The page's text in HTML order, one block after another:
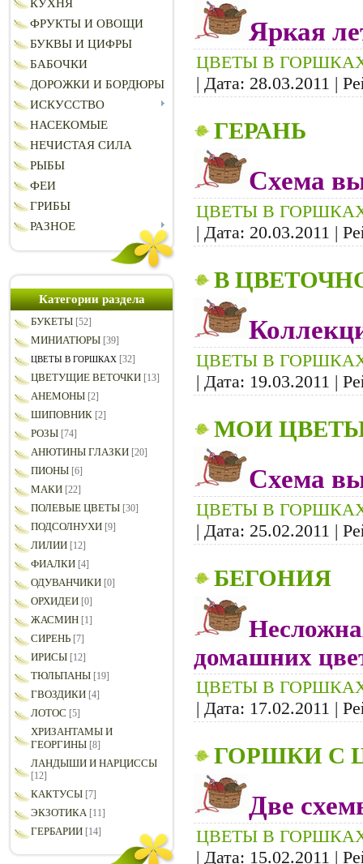
КУХНЯ
ФРУКТЫ И ОВОЩИ
БУКВЫ И ЦИФРЫ
БАБОЧКИ
ДОРОЖКИ И БОРДЮРЫ
ИСКУССТВО
НАСЕКОМЫЕ
НЕЧИСТАЯ СИЛА
РЫБЫ
ФЕИ
ГРИБЫ
РАЗНОЕ
Категории раздела
БУКЕТЫ [52]
МИНИАТЮРЫ [39]
ЦВЕТЫ В ГОРШКАХ [32]
ЦВЕТУЩИЕ ВЕТОЧКИ [13]
АНЕМОНЫ [2]
ШИПОВНИК [2]
РОЗЫ [74]
АНЮТИНЫ ГЛАЗКИ [20]
ПИОНЫ [6]
МАКИ [22]
ПОЛЕВЫЕ ЦВЕТЫ [30]
ПОДСОЛНУХИ [9]
ЛИЛИИ [12]
ФИАЛКИ [4]
ОДУВАНЧИКИ [0]
ОРХИДЕИ [0]
ЖАСМИН [1]
СИРЕНЬ [7]
ИРИСЫ [12]
ТЮЛЬПАНЫ [19]
ГВОЗДИКИ [4]
ЛОТОС [5]
ХРИЗАНТАМЫ И
ГЕОРГИНЫ [8]
ЛАНДЫШИ И НАРЦИССЫ
[12]
КАКТУСЫ [7]
ЭКЗОТИКА [11]
ГЕРБАРИИ [14]
Яркая
ЦВЕТЫ В
| Дата: 28.03.2011 |
ГЕРАНЬ
Схема
ЦВЕТЫ В
| Дата: 20.03.2011 |
В
ЦВЕТЫ В
| Дата: 19.03.2011 |
МОИ
Схема
ЦВЕТЫ В
| Дата: 25.02.2011 |
БЕГОНИЯ
домашних
ЦВЕТЫ В
| Дата: 17.02.2011 |
ГОРШКИ С
Две
ЦВЕТЫ В
| Дата: 15.02.2011 |